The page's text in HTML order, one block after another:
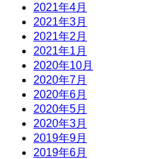
2021年4月
2021年3月
2021年2月
2021年1月
2020年10月
2020年7月
2020年6月
2020年5月
2020年3月
2019年9月
2019年6月